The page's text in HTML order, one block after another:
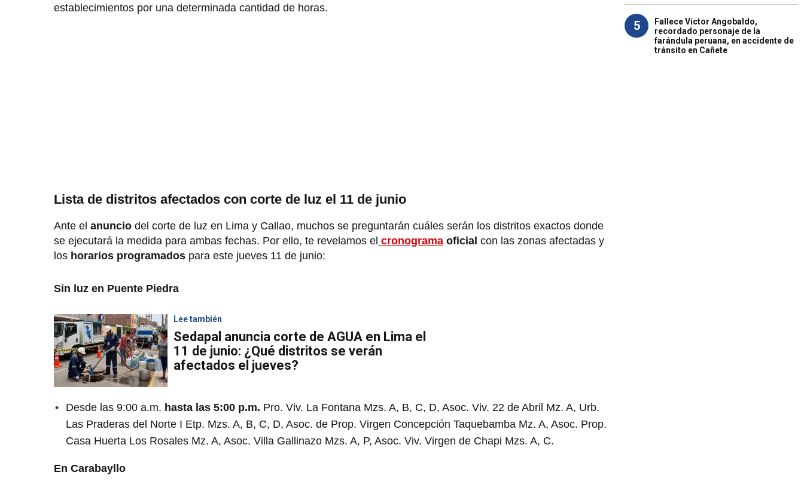
establecimientos por una determinada cantidad de horas.
Lista de distritos afectados con corte de luz el 11 de junio
Ante el anuncio del corte de luz en Lima y Callao, muchos se preguntarán cuáles serán los distritos exactos donde
se ejecutará la medida para ambas fechas. Por ello, te revelamos el cronograma oficial con las zonas afectadas y
los horarios programados para este jueves 11 de junio:
Sin luz en Puente Piedra
Lee también
Sedapal anuncia corte de AGUA en Lima el
11 de junio: ¿Qué distritos se verán
afectados el jueves?
Desde las 9:00 a.m. hasta las 5:00 p.m. Pro. Viv. La Fontana Mzs. A, B, C, D, Asoc. Viv. 22 de Abril Mz. A, Urb.
Las Praderas del Norte I Etp. Mzs. A, B, C, D, Asoc. de Prop. Virgen Concepción Taquebamba Mz. A, Asoc. Prop.
Casa Huerta Los Rosales Mz. A, Asoc. Villa Gallinazo Mzs. A, P, Asoc. Viv. Virgen de Chapi Mzs. A, C.
En Carabayllo
5
Fallece Víctor Angobaldo,
recordado personaje de la
farándula peruana, en accidente de
tránsito en Cañete